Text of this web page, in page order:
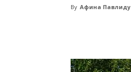
By Афина Павлиду